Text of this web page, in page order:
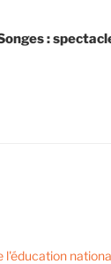
:
l'éducation